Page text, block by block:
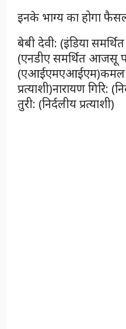
इनके भाग्य का होगा
बेबी देवी: (इंडिया
(एनडीए समर्थित आजसू
(एआईएमएआईएम)कमल
प्रत्याशी)नारायण गिरि:
तुरी: (निर्दलीय प्रत्याशी)